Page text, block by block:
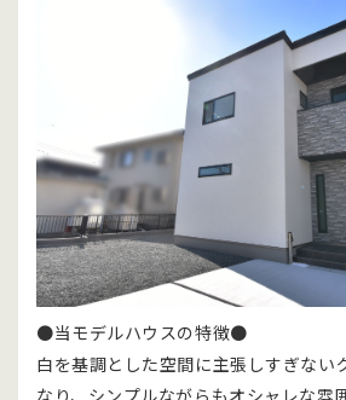
●当モデルハウスの特徴●
白を基調とした空間に主張しすぎない
なり、シンプルながらもオシャレな雰